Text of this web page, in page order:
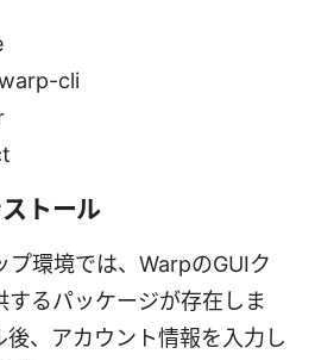
cli
トール
プ環境では、WarpのGUIク
するパッケージが存在しま
後、アカウント情報を入力し